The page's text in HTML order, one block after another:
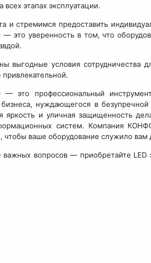
этапах эксплуатации.
и стремимся предоставить
это уверенность в том, что
выгодные условия сотрудничества
— это профессиональный
нуждающегося в безупречной
яркость и уличная защищенность
систем. Компания
ваше оборудование служило вам
важных вопросов — приобретайте